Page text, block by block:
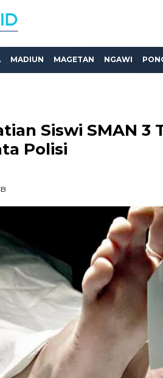
MADIUN MAGETAN NGAWI
Siswi SMAN 3
Polisi